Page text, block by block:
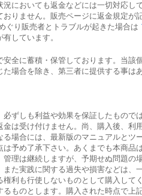
においても返金などには一切対応し
りません。販売ページに返金規定が
ぐり販売者とトラブルが起きた場合は
しています。
全に蓄積・保管しております。当該
場合を除き、第三者に提供する事は
ずしも利益や効果を保証したもので
は受け付けません。尚、購入後、利
場合には、最新版のマニュアルとツ
予め了承下さい。あくまでも本商品
理は継続しますが、予期せぬ問題の
た実践に関する過失や損害などは、
利も行使しないものとして購入して
ものとします。購入された時点で上